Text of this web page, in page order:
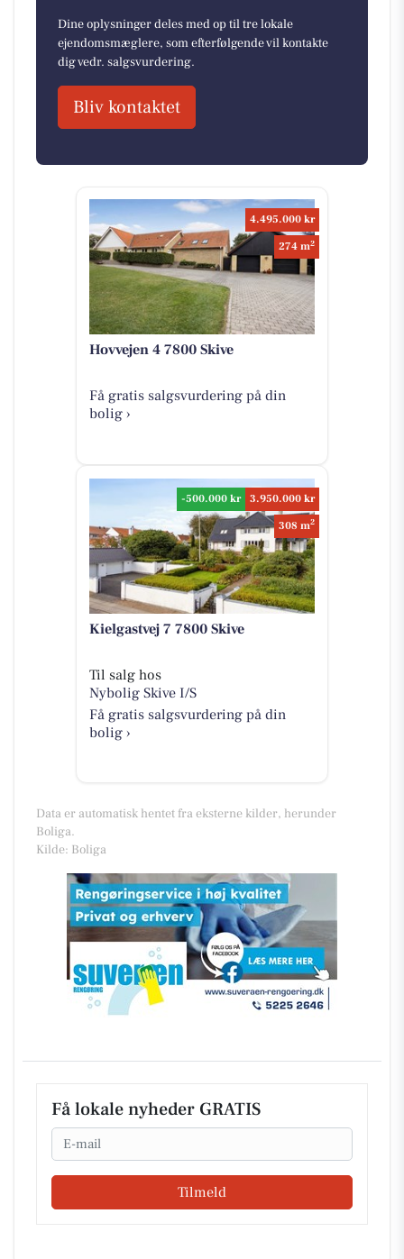
Dine oplysninger deles med op til tre lokale
ejendomsmæglere, som efterfølgende vil kontakte
dig vedr. salgsvurdering.
Bliv kontaktet
4.495.000 kr
274 m2
Hovvejen 4 7800 Skive
Få gratis salgsvurdering på din
bolig ›
-500.000 kr
3.950.000 kr
308 m2
Kielgastvej 7 7800 Skive
Til salg hos
Nybolig Skive I/S
Få gratis salgsvurdering på din
bolig ›
Data er automatisk hentet fra eksterne kilder, herunder
Boliga.
Kilde: Boliga
Få lokale nyheder GRATIS
Email
Tilmeld